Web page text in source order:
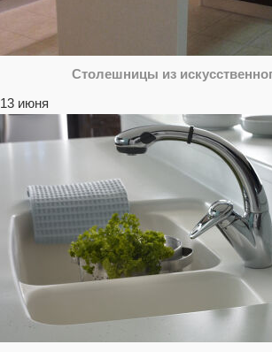
Столешницы из
13 июня